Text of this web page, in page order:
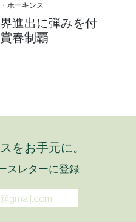
ホーキンス
進出に弾みを付
春制覇
をお手元に。
スレターに登録